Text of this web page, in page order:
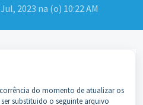
2023 na (o) 10:22 AM
do momento de atualizar os
substituido o seguinte arquivo